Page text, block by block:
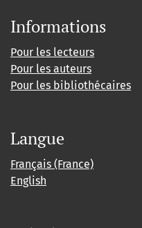
Informations
Pour les lecteurs
Pour les auteurs
Pour les bibliothécaires
Langue
Français (France)
English